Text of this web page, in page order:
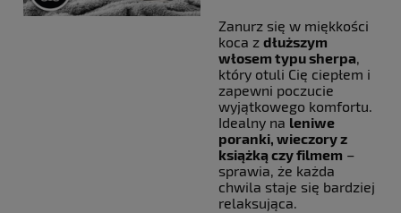
Zanurz się w miękkości
koca z dłuższym
włosem typu sherpa,
który otuli Cię ciepłem i
zapewni poczucie
wyjątkowego komfortu.
Idealny na leniwe
poranki, wieczory z
książką czy filmem –
sprawia, że każda
chwila staje się bardziej
relaksująca.